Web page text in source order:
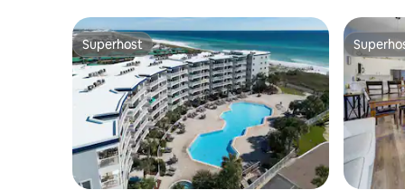
Superhost
Superhost